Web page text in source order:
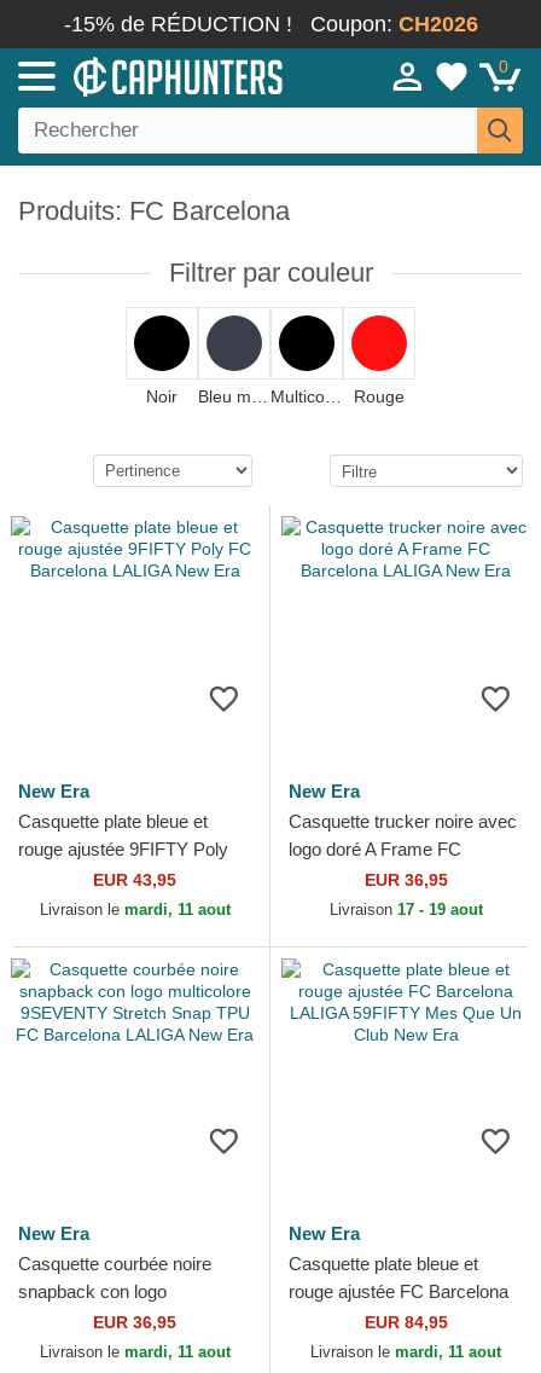
-15% de RÉDUCTION ! Coupon: CH2026
0
Produits: FC Barcelona
Filtrer par couleur
Noir Rouge
New Era
Casquette plate bleue et
rouge ajustée 9FIFTY Poly
FC Barcelona LALIGA New
Era
EUR 43,95
Livraison le mardi, 11 aout
New Era
Casquette trucker noire avec
logo doré A Frame FC
Barcelona LALIGA New Era
EUR 36,95
Livraison 17 - 19 aout
New Era
Casquette courbée noire
snapback con logo
multicolore 9SEVENTY
Stretch Snap TPU FC
EUR 36,95
Livraison le mardi, 11 aout
New Era
Casquette plate bleue et
rouge ajustée FC Barcelona
LALIGA 59FIFTY Mes Que
Un Club New Era
EUR 84,95
Livraison le mardi, 11 aout